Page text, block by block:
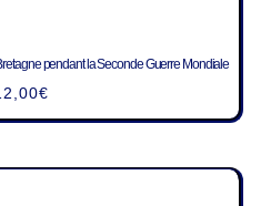
pendant la Seconde Guerre Mondiale
€